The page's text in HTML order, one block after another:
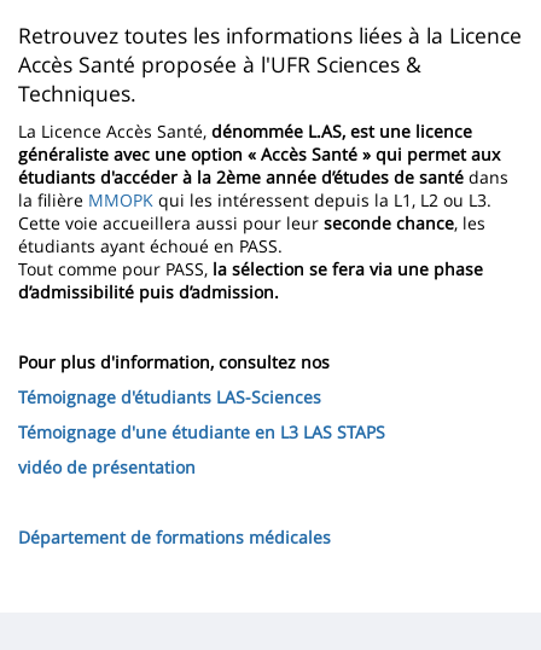
Contenu
de
la
page
principale
Retrouvez toutes les informations liées à la Licence
Accès Santé proposée à l'UFR Sciences &
Techniques.
La Licence Accès Santé, dénommée L.AS, est une licence
généraliste avec une option « Accès Santé » qui permet aux
étudiants d'accéder à la 2ème année d’études de santé dans
la filière MMOPK qui les intéressent depuis la L1, L2 ou L3.
Cette voie accueillera aussi pour leur seconde chance, les
étudiants ayant échoué en PASS.
Tout comme pour PASS, la sélection se fera via une phase
d’admissibilité puis d’admission.
Pour plus d'information, consultez nos
Témoignage d'étudiants LAS-Sciences
Témoignage d'une étudiante en L3 LAS STAPS
vidéo de présentation
Département de formations médicales